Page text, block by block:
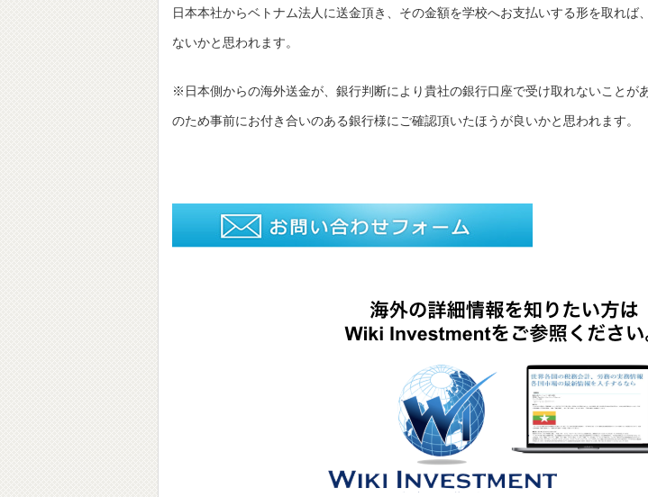
日本本社からベトナム法人に送金頂き、その金額を学校へお支払いする形を取れば
ないかと思われます。
※日本側からの海外送金が、銀行判断により貴社の銀行口座で受け取れないことが
のため事前にお付き合いのある銀行様にご確認頂いたほうが良いかと思われます。